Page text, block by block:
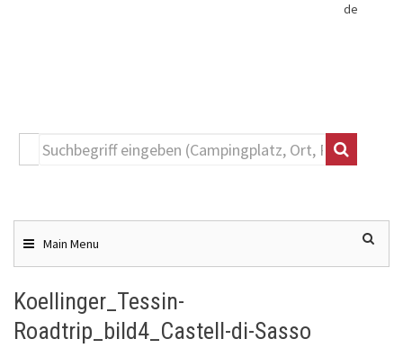
de
content Main Menu
Koellinger_Tessin-
Roadtrip_bild4_Castell-di-Sasso